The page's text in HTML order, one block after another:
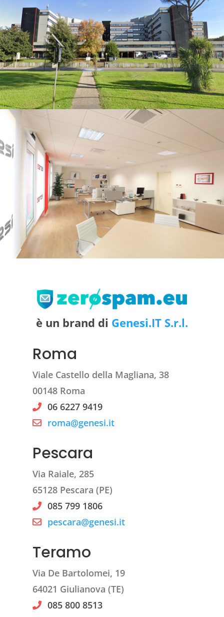
è un brand di Genesi.IT S.r.l.
Roma
Viale Castello della Magliana, 38
00148 Roma
06 6227 9419
roma@genesi.it
Pescara
Via Raiale, 285
65128 Pescara (PE)
085 799 1806
pescara@genesi.it
Teramo
Via De Bartolomei, 19
64021 Giulianova (TE)
085 800 8513